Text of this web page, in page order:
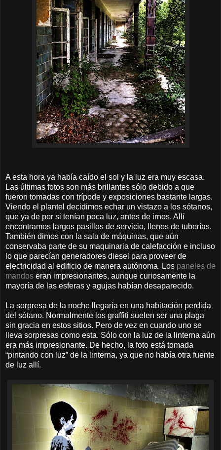
A esta hora ya había caído el sol y la luz era muy escasa.
Las últimas fotos son más brillantes sólo debido a que
fueron tomadas con trípode y exposiciones bastante largas.
Viendo el plantel decidimos echar un vistazo a los sótanos,
que ya de por si tenían poca luz, antes de irnos. Allí
encontramos largos pasillos de servicio, llenos de tuberías.
También dimos con la sala de máquinas, que aún
conservaba parte de su maquinaria de calefacción e incluso
lo que parecían generadores diesel para proveer de
electricidad al edificio de manera autónoma. Los paneles de
mandos eran impresionantes, aunque curiosamente la
mayoría de las esferas y agujas habían desaparecido.
La sorpresa de la noche llegaría en una habitación perdida
del sótano. Normalmente los graffiti suelen ser una plaga
sin gracia en estos sitios. Pero de vez en cuando uno se
lleva sorpresas como esta. Sólo con la luz de la linterna aún
era más impresionante. De hecho, la foto está tomada
“pintando con luz” de la linterna, ya que no había otra fuente
de luz allí.